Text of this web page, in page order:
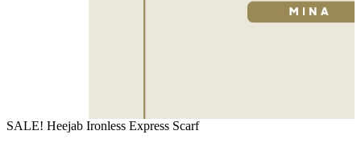
SALE! Heejab Ironless Express Scarf